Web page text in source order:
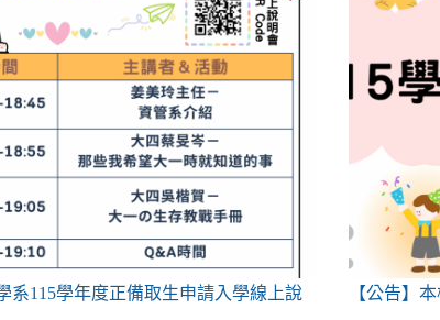
系115學年度正備取生申請入學線上說
【公告】